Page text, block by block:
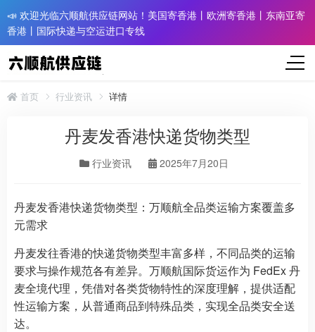
📣 欢迎光临六顺航供应链网站！美国寄香港丨欧洲寄香港丨东南亚寄
香港丨国际快递与空运进口专线
首页 行业资讯 详情
丹麦发香港快递货物类型
行业资讯 2025年7月20日
丹麦发香港快递货物类型：万顺航全品类运输方案覆盖多
元需求
丹麦发往香港的快递货物类型丰富多样，不同品类的运输
要求与操作规范各有差异。万顺航国际货运作为 FedEx 丹
麦全境代理，凭借对各类货物特性的深度理解，提供适配
性运输方案，从普通商品到特殊品类，实现全品类安全送
达。